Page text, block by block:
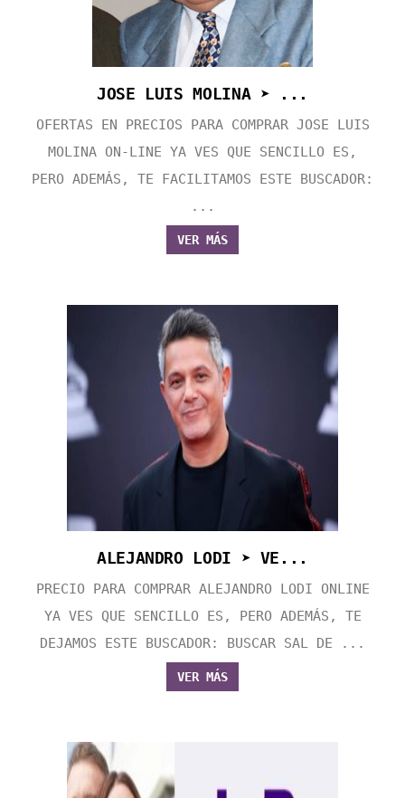
JOSE LUIS MOLINA ➤ ...
OFERTAS EN PRECIOS PARA COMPRAR JOSE LUIS
MOLINA ON-LINE YA VES QUE SENCILLO ES,
PERO ADEMÁS, TE FACILITAMOS ESTE BUSCADOR:
...
VER MÁS
ALEJANDRO LODI ➤ VE...
PRECIO PARA COMPRAR ALEJANDRO LODI ONLINE
YA VES QUE SENCILLO ES, PERO ADEMÁS, TE
DEJAMOS ESTE BUSCADOR: BUSCAR SAL DE ...
VER MÁS